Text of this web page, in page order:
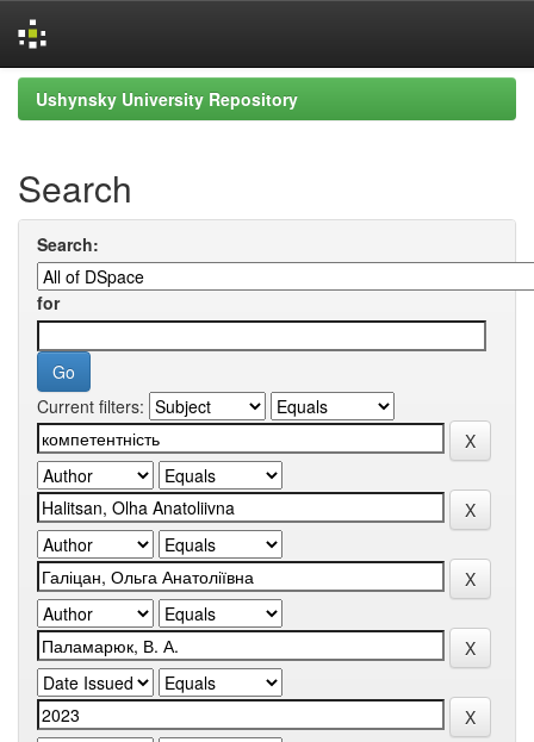
Skip
navigation
Ushynsky University Repository
Search
Search:
for
Current filters: